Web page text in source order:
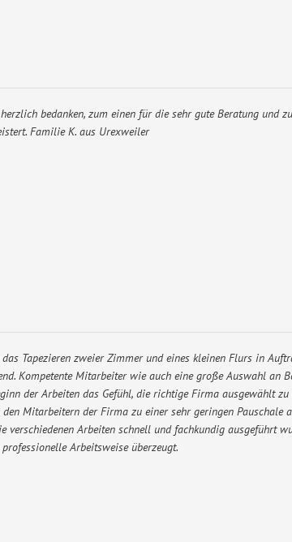
bedanken, zum einen für die sehr gute Beratung und
Familie K. aus Urexweiler
Tapezieren zweier Zimmer und eines kleinen Flurs in
Kompetente Mitarbeiter wie auch eine große Auswahl an
der Arbeiten das Gefühl, die richtige Firma ausgewählt zu
Mitarbeitern der Firma zu einer sehr geringen Pauschale
Arbeiten schnell und fachkundig ausgeführt
Arbeitsweise überzeugt.